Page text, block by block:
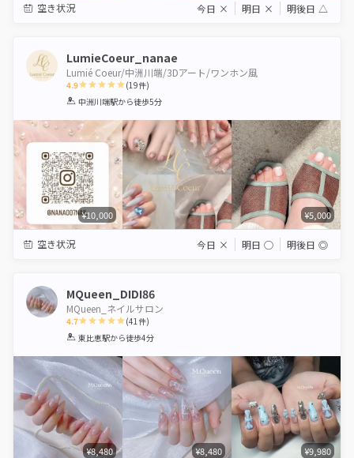
空き状況 今日 × 明日 × 明後日 △
LumieCoeur_nanae
Lumié Coeur/中洲川端/3Dアート/ワンホン風
4.9
1 2 3 4 5
(19件)
中洲川端駅から徒歩5分
¥10,000 ¥5,000
空き状況 今日 × 明日 ◯ 明後日 ◎
MQueen_DIDI86
MQueen_ネイルサロン
4.7
1 2 3 4 5
(41件)
東比恵駅から徒歩4分
¥8,480 ¥8,480 ¥9,980